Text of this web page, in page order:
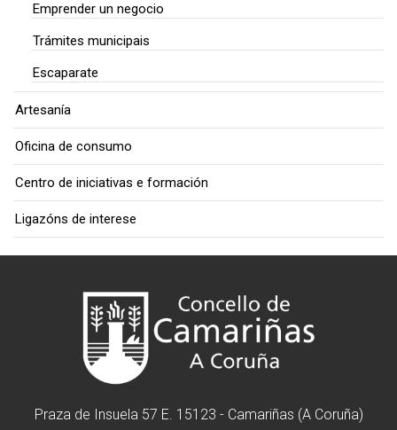
Emprender un negocio
Trámites municipais
Escaparate
Artesanía
Oficina de consumo
Centro de iniciativas e formación
Ligazóns de interese
Praza de Insuela 57 E. 15123 - Camariñas (A Coruña)